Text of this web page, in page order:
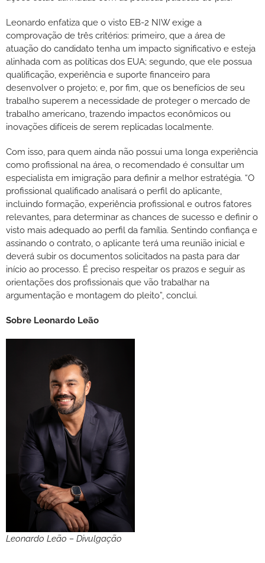
Leonardo enfatiza que o visto EB-2 NIW exige a
comprovação de três critérios: primeiro, que a área de
atuação do candidato tenha um impacto significativo e esteja
alinhada com as políticas dos EUA; segundo, que ele possua
qualificação, experiência e suporte financeiro para
desenvolver o projeto; e, por fim, que os benefícios de seu
trabalho superem a necessidade de proteger o mercado de
trabalho americano, trazendo impactos econômicos ou
inovações difíceis de serem replicadas localmente.
Com isso, para quem ainda não possui uma longa experiência
como profissional na área, o recomendado é consultar um
especialista em imigração para definir a melhor estratégia. “O
profissional qualificado analisará o perfil do aplicante,
incluindo formação, experiência profissional e outros fatores
relevantes, para determinar as chances de sucesso e definir o
visto mais adequado ao perfil da família. Sentindo confiança e
assinando o contrato, o aplicante terá uma reunião inicial e
deverá subir os documentos solicitados na pasta para dar
início ao processo. É preciso respeitar os prazos e seguir as
orientações dos profissionais que vão trabalhar na
argumentação e montagem do pleito”, conclui.
Sobre Leonardo Leão
Leonardo Leão – Divulgação